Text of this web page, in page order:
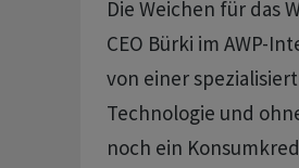
Die Weichen für das
CEO Bürki im AWP-
von einer
Technologie und
noch ein